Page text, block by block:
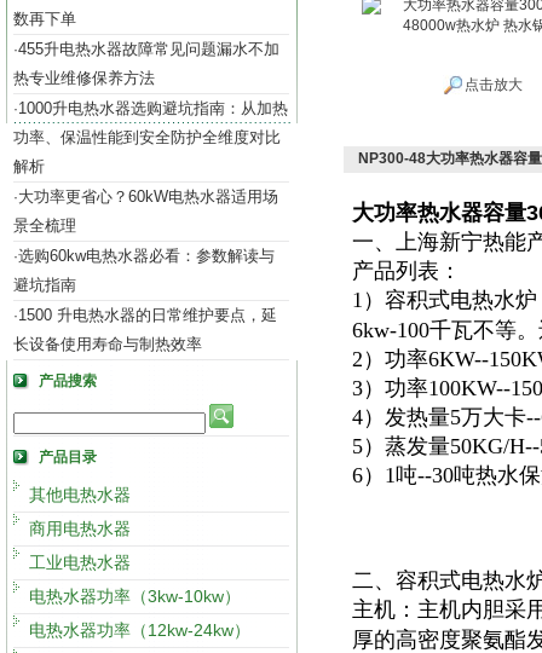
数再下单
·455升电热水器故障常见问题漏水不加
热专业维修保养方法
·1000升电热水器选购避坑指南：从加热
功率、保温性能到安全防护全维度对比
解析
·大功率更省心？60kW电热水器适用场
景全梳理
·选购60kw电热水器必看：参数解读与
避坑指南
·1500 升电热水器的日常维护要点，延
长设备使用寿命与制热效率
产品搜索
产品目录
其他电热水器
商用电热水器
工业电热水器
电热水器功率（3kw-10kw）
电热水器功率（12kw-24kw）
点击放大
NP300-48大功率热水器容
大功率热水器容量
一、上海新宁热能
产品列表：
1）容积式电热水
6kw-100千瓦不等
2）功率6KW--
3）功率100KW--
4）发热量5万大卡
5）蒸发量50KG/
6）1吨--30吨热水
二、容积式电热水
主机：主机内胆采
厚的高密度聚氨酯